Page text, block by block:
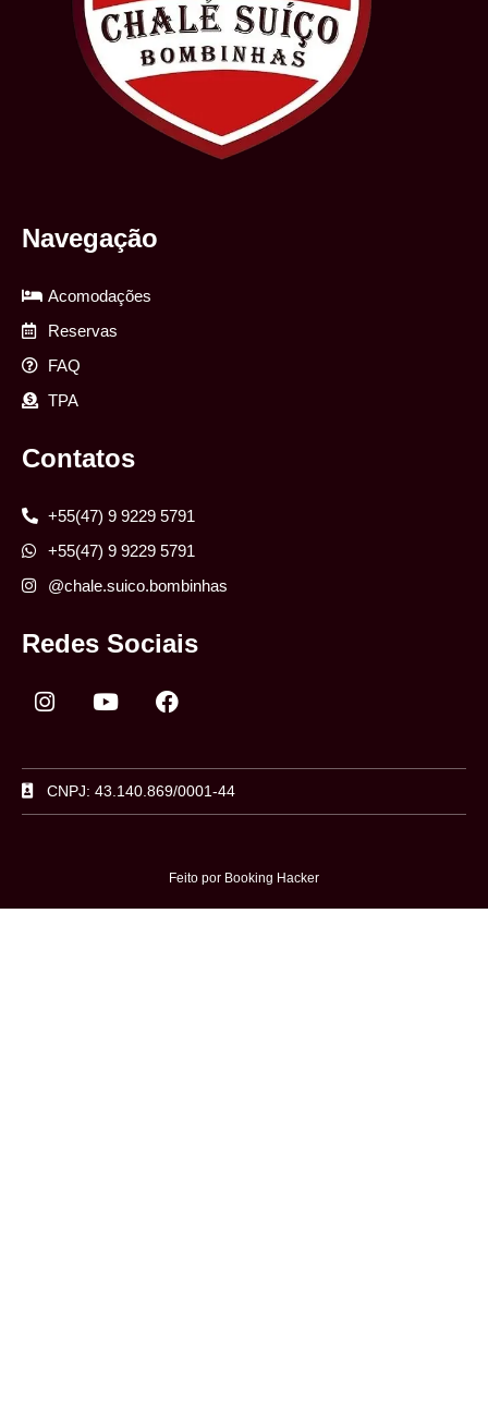
Navegação
Acomodações
Reservas
FAQ
TPA
Contatos
+55(47) 9 9229 5791
+55(47) 9 9229 5791
@chale.suico.bombinhas
Redes Sociais
CNPJ: 43.140.869/0001-44
Feito por Booking Hacker